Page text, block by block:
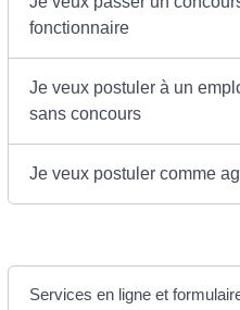
fonctionnaire
Je veux postuler à un
sans concours
Je veux postuler comme
Services en ligne et